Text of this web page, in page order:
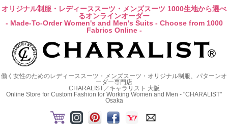
オリジナル制服・レディーススーツ・メンズスーツ 1000生地から選べ
るオンラインオーダー
- Made-To-Order Women's and Men's Suits - Choose from 1000
Fabrics Online -
働く女性のためのレディーススーツ・メンズスーツ・オリジナル制服、パターンオ
ーダー専門店
CHARALIST／キャラリスト 大阪
Online Store for Custom Fashion for Working Women and Men - "CHARALIST"
Osaka